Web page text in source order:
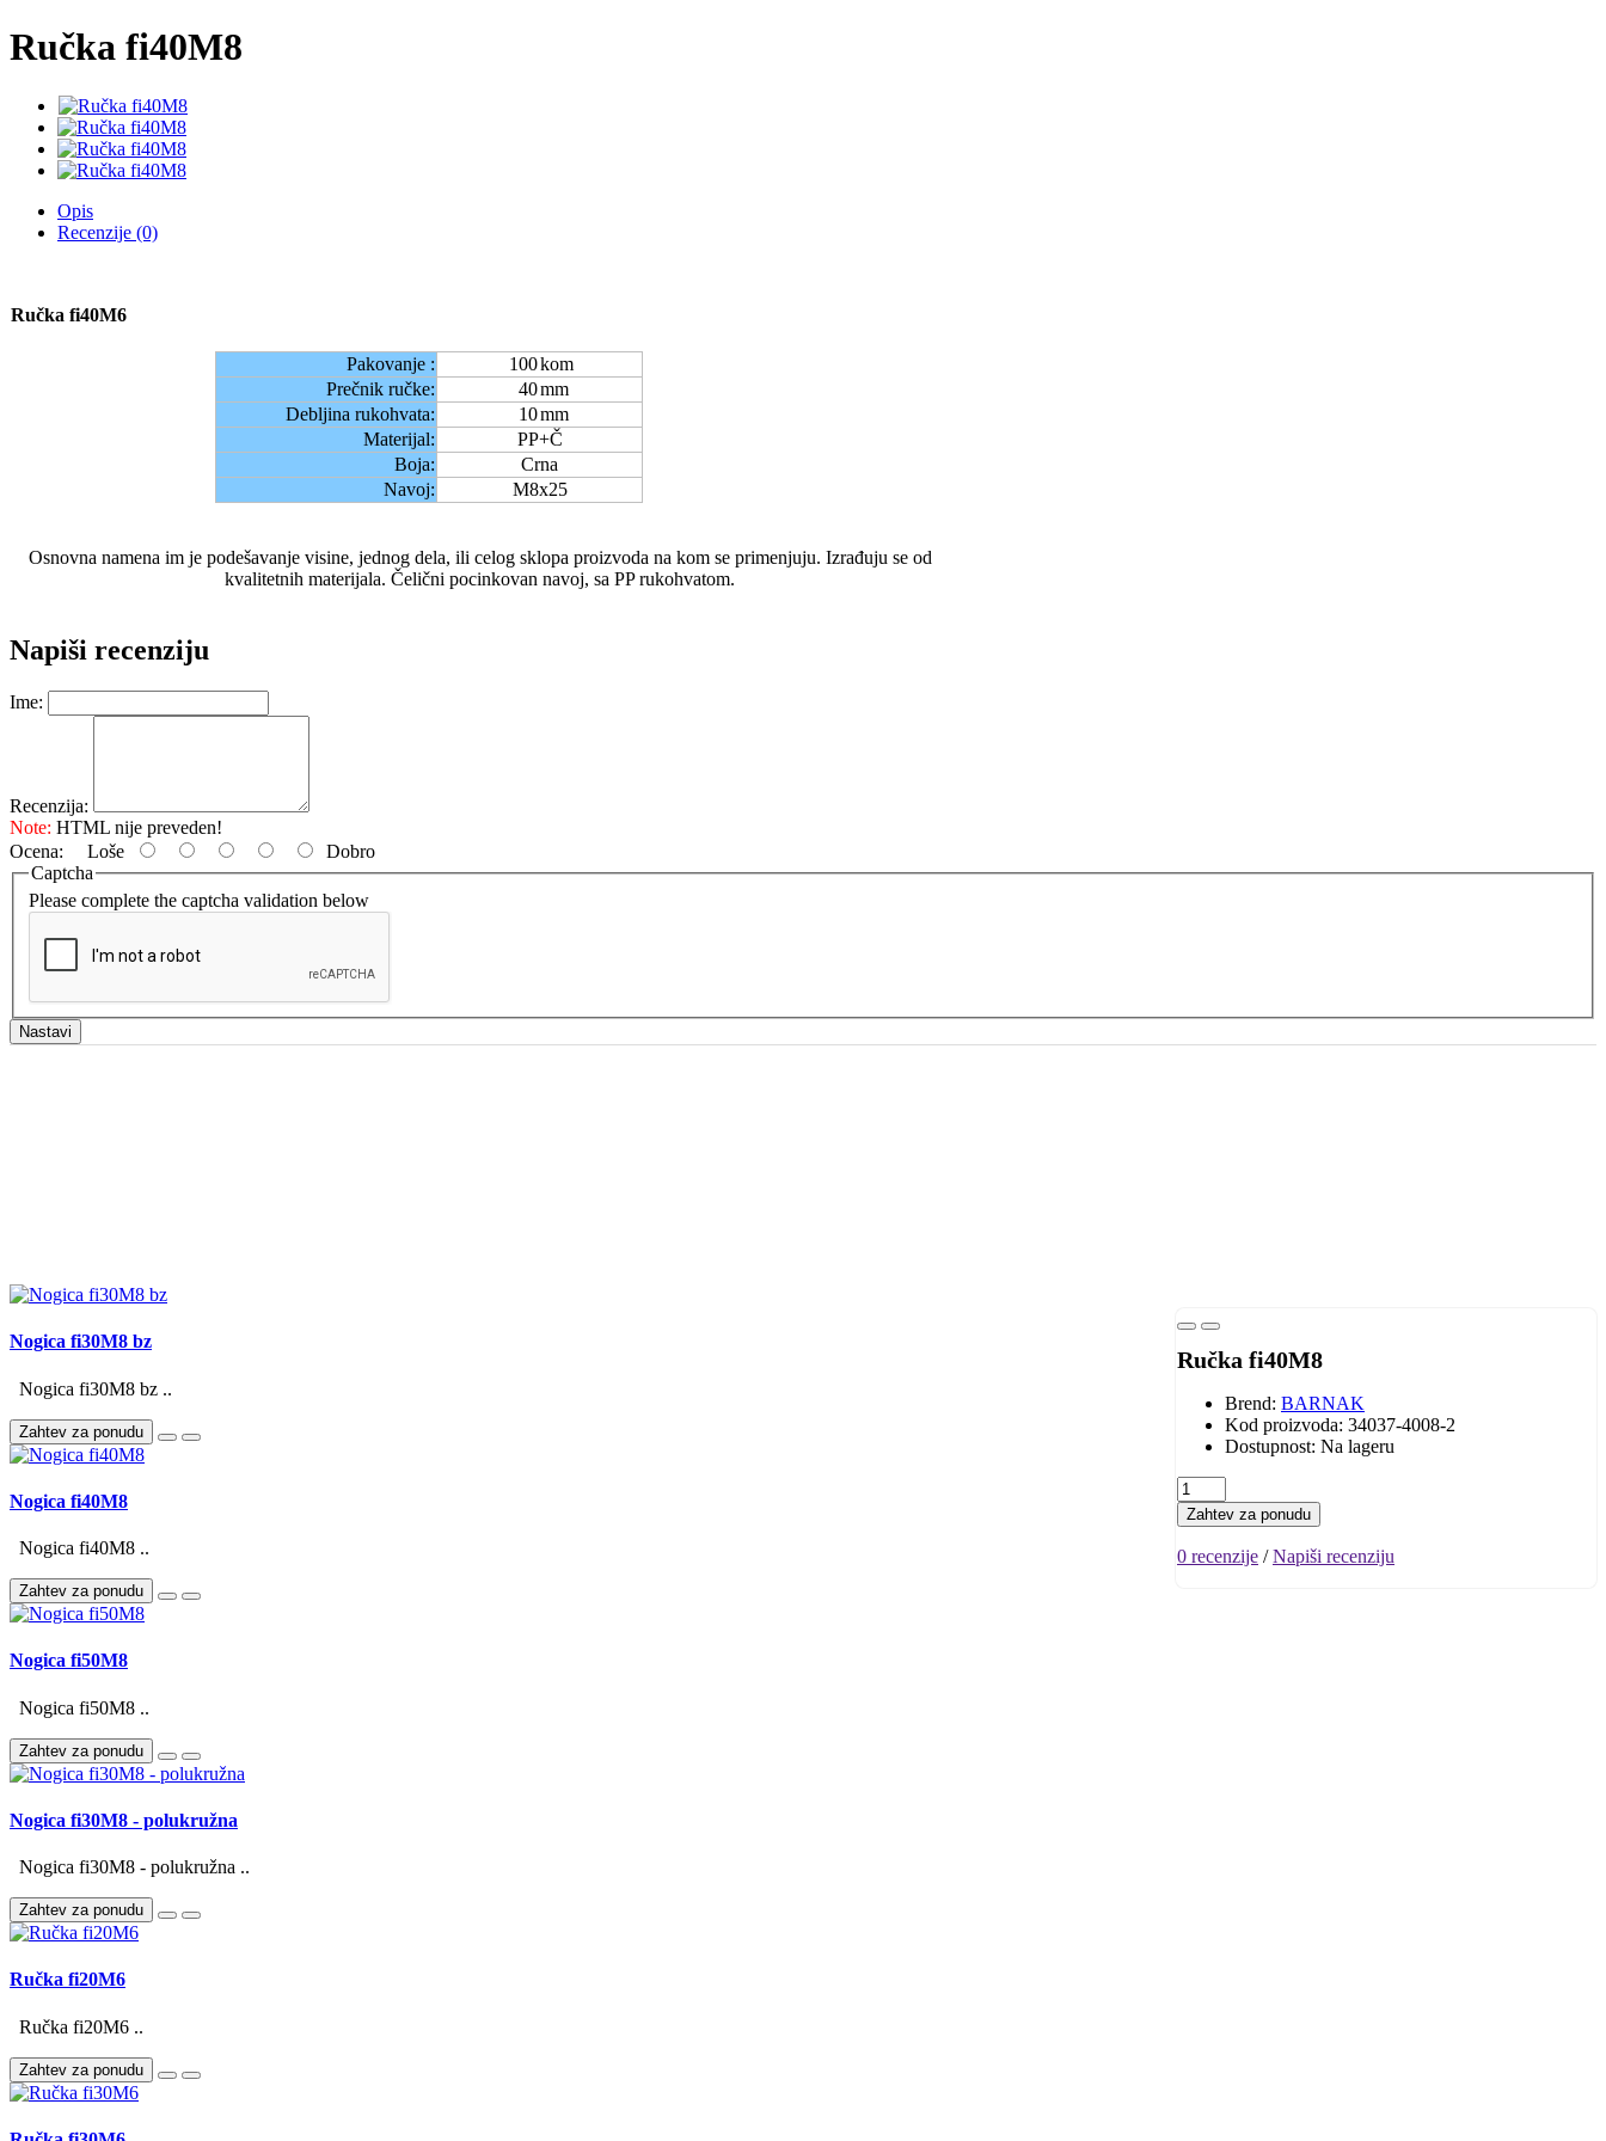
Ručka fi40M8
Opis
Recenzije (0)
Ručka fi40M6
Pakovanje : 100kom
Prečnik ručke:
40mm
Debljina rukohvata:
10mm
Materijal:
PP+Č
Boja:
Crna
Navoj:
M8x25
Osnovna namena im je podešavanje visine, jednog dela, ili celog sklopa proizvoda na kom se primenjuju. Izrađuju se od
kvalitetnih materijala. Čelični pocinkovan navoj, sa PP rukohvatom.
Napiši recenziju
Ime:
Recenzija:
Note: HTML nije preveden!
Ocena: Loše
Dobro
Captcha
Please complete the captcha validation below
Nastavi
Ručka fi40M8
Brend: BARNAK
Kod proizvoda: 34037-4008-2
Dostupnost: Na lageru
Zahtev za ponudu
0 recenzije /Napiši recenziju
Nogica fi30M8 bz
Nogica fi30M8 bz ..
Zahtev za ponudu
Nogica fi40M8
Nogica fi40M8 ..
Zahtev za ponudu
Nogica fi50M8
Nogica fi50M8 ..
Zahtev za ponudu
Nogica fi30M8 - polukružna
Nogica fi30M8 - polukružna ..
Zahtev za ponudu
Ručka fi20M6
Ručka fi20M6 ..
Zahtev za ponudu